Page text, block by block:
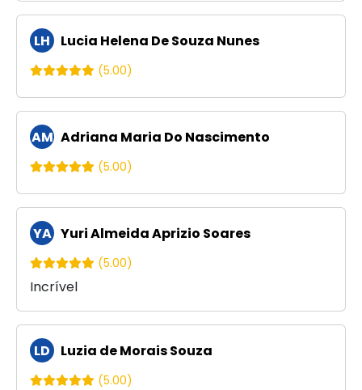
LH Lucia Helena De Souza Nunes
(5.00)
AM Adriana Maria Do Nascimento
(5.00)
YA Yuri Almeida Aprizio Soares
(5.00)
Incrível
LD Luzia de Morais Souza
(5.00)